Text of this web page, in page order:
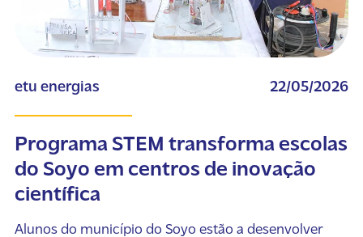
etu energias 22/05/2026
Programa STEM transforma escolas
do Soyo em centros de inovação
científica
Alunos do município do Soyo estão a desenvolver